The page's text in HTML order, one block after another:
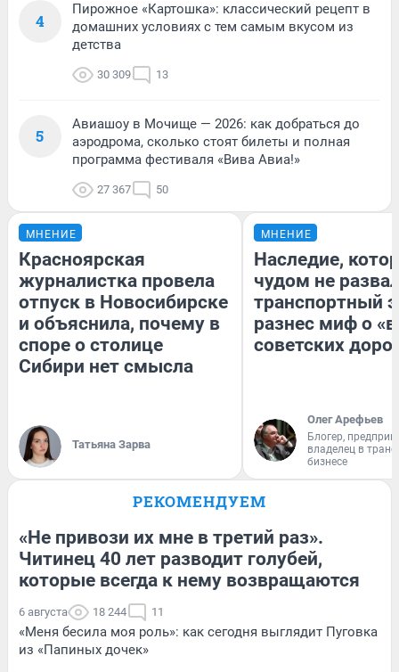
4
Пирожное «Картошка»: классический рецепт в
домашних условиях с тем самым вкусом из
детства
30 309 13
5
Авиашоу в Мочище — 2026: как добраться до
аэродрома, сколько стоят билеты и полная
программа фестиваля «Вива Авиа!»
27 367 50
МНЕНИЕ
Красноярская
журналистка провела
отпуск в Новосибирске
и объяснила, почему в
споре о столице
Сибири нет смысла
Татьяна Зарва
МНЕНИЕ
Наследие,
чудом не
транспортный
разнес миф о
советских
Олег Арефьев
Блогер,
владелец в
бизнесе
РЕКОМЕНДУЕМ
«Не привози их мне в третий раз».
Читинец 40 лет разводит голубей,
которые всегда к нему возвращаются
6 августа 18 244 11
«Меня бесила моя роль»: как сегодня выглядит Пуговка
из «Папиных дочек»